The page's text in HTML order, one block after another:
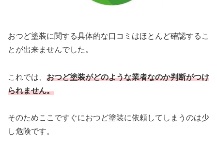
おつど塗装に関する具体的な口コミはほとんど確認するこ
とが出来ませんでした。
これでは、 おつど塗装がどのような業者なのか判断がつけ
られません。
そのためここですぐにおつど塗装に依頼してしまうのは少
し危険です。